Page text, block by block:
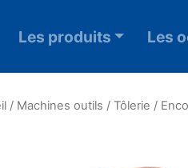
Les produits Les
/ Machines outils /Tôlerie /